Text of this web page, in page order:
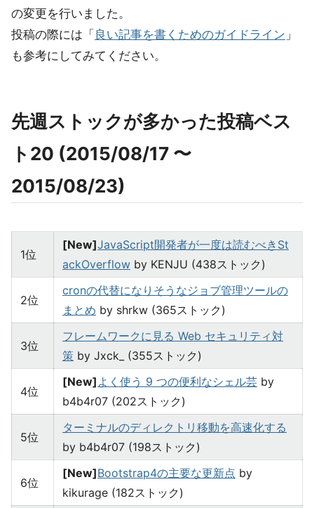
の変更を行いました。
投稿の際には「 良い記事を書くためのガイドライン 」
も参考にしてみてください。
先週ストックが多かった投稿ベス
ト20 (2015/08/17 〜
2015/08/23)
1位
[New]JavaScript開発者が一度は読むべきSt
ackOverflow by KENJU (438ストック)
2位
cronの代替になりそうなジョブ管理ツールの
まとめ by shrkw (365ストック)
3位
フレームワークに見る Web セキュリティ対
策 by Jxck_ (355ストック)
4位
[New] よく使う 9 つの便利なシェル芸 by
b4b4r07 (202ストック)
5位
ターミナルのディレクトリ移動を高速化する
by b4b4r07 (198ストック)
6位
[New]Bootstrap4の主要な更新点 by
kikurage (182ストック)